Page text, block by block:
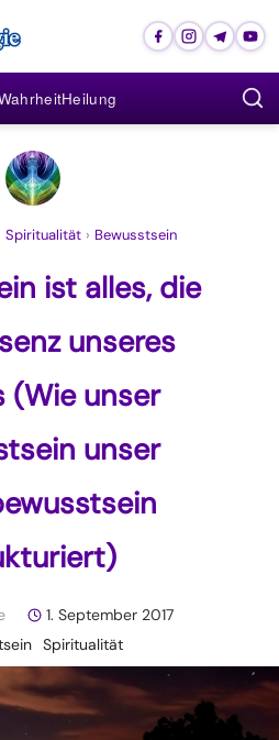
Heilung
Spiritualität › Bewusstsein
ist alles, die
unseres
(Wie unser
unser
1. September 2017
Spiritualität